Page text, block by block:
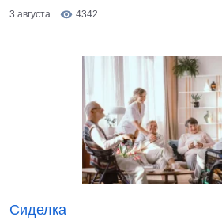
3 августа
4342
Сиделка